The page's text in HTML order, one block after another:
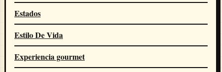
Estados
Estilo De Vida
Experiencia gourmet